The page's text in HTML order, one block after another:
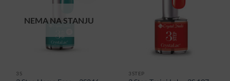
NEMA NA STANJU
3S 3STEP